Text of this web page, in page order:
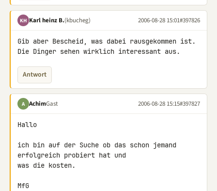
KH Karl heinz B.(kbucheg) 2006-08-28 15:01#397826
Gib aber Bescheid, was dabei rausgekommen ist.
Die Dinger sehen wirklich interessant aus.
Antwort
A AchimGast 2006-08-28 15:15#397827
Hallo
ich bin auf der Suche ob das schon jemand
erfolgreich probiert hat und
was die kosten.
MfG